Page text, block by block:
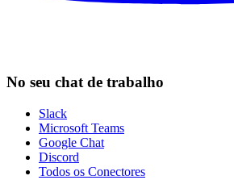
No seu chat de trabalho
Slack
Microsoft Teams
Google Chat
Discord
Todos os Conectores